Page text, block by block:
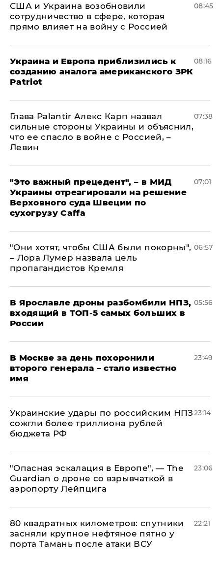
США и Украина возобновили
сотрудничество в сфере, которая
прямо влияет на войну с Россией
08:45
Украина и Европа приблизились к
созданию аналога американского ЗРК
Patriot
08:16
Глава Palantir Алекс Карп назвал
сильные стороны Украины и объяснил,
что ее спасло в войне с Россией, –
Левин
07:38
"Это важный прецедент", – в МИД
Украины отреагировали на решение
Верховного суда Швеции по
сухогрузу Caffa
07:01
"Они хотят, чтобы США были покорны",
– Лора Лумер назвала цель
пропагандистов Кремля
06:57
В Ярославле дроны разбомбили НПЗ,
входящий в ТОП-5 самых больших в
России
05:56
В Москве за день похоронили
второго генерала – стало известно
имя
23:49
Украинские удары по российским НПЗ
сожгли более триллиона рублей
бюджета РФ
23:14
"Опасная эскалация в Европе", — The
Guardian о дроне со взрывчаткой в
аэропорту Лейпцига
23:06
80 квадратных километров: спутники
засняли крупное нефтяное пятно у
порта Тамань после атаки ВСУ
22:21